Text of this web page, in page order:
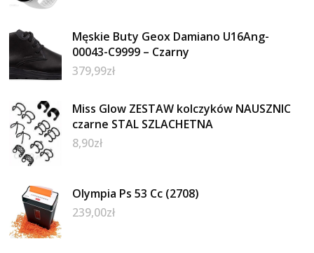
Męskie Buty Geox Damiano U16Ang-
00043-C9999 – Czarny
379,99zł
Miss Glow ZESTAW kolczyków NAUSZNIC
czarne STAL SZLACHETNA
8,90zł
Olympia Ps 53 Cc (2708)
239,00zł